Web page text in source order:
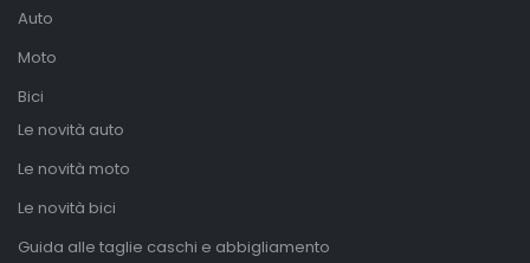
Auto
Moto
Bici
Le novità auto
Le novità moto
Le novità bici
Guida alle taglie caschi e abbigliamento